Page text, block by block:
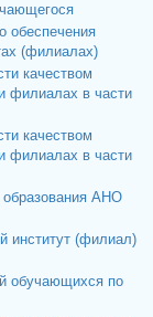
обеспечения
(филиалах)
качеством
филиалах в части
качеством
филиалах в части
образования АНО
институт (филиал)
обучающихся по